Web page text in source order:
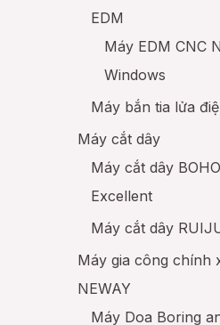
EDM
Máy EDM CNC
Windows
Máy bắn tia lửa
Máy cắt dây
Máy cắt dây
Excellent
Máy cắt dây
Máy gia công chính
NEWAY
Máy Doa Boring